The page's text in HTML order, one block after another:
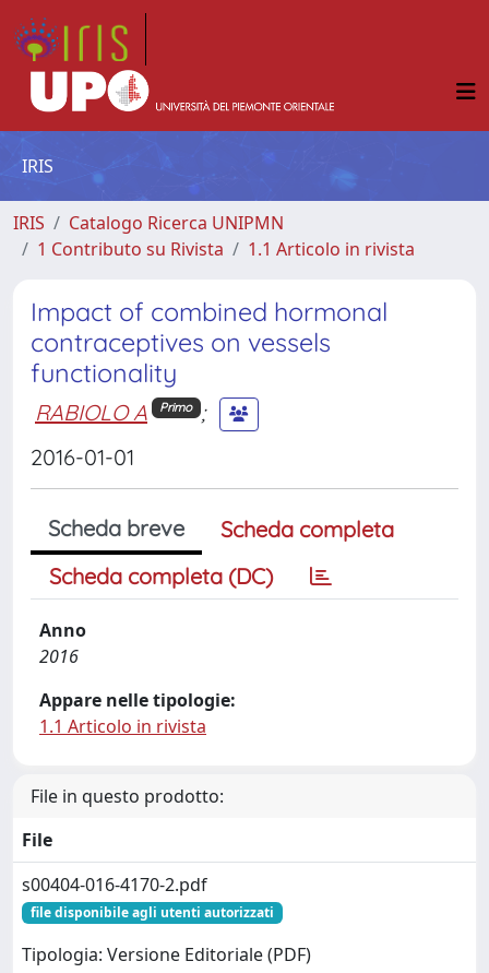
IRIS
IRIS
Catalogo Ricerca UNIPMN
1 Contributo su Rivista
1.1 Articolo in rivista
Impact of combined hormonal
contraceptives on vessels
functionality
RABIOLO A Primo ;
2016-01-01
Scheda breve
Scheda completa
Scheda completa (DC)
Anno
2016
Appare nelle tipologie:
1.1 Articolo in rivista
File in questo prodotto:
File
s00404-016-4170-2.pdf
file disponibile agli utenti autorizzati
Tipologia: Versione Editoriale (PDF)